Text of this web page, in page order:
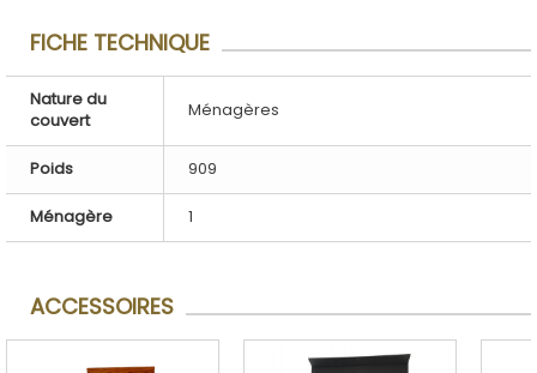
FICHE TECHNIQUE
Nature du
couvert
Ménagères
Poids 909
Ménagère 1
ACCESSOIRES